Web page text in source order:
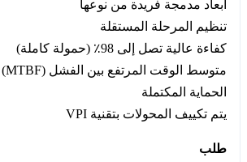
أبعاد مدمجة فريدة من نوعها
تنظيم المرحلة المستقلة
كفاءة عالية تصل إلى 98٪ (حمولة كاملة)
متوسط الوقت المرتفع بين الفشل (MTBF)
الحماية المكتملة
يتم تكييف المحولات بتقنية VPI
طلب